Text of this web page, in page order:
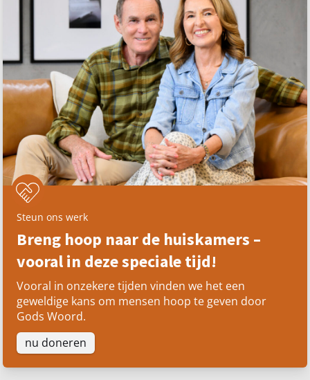
Steun ons werk
Breng hoop naar de huiskamers –
vooral in deze speciale tijd!
Vooral in onzekere tijden vinden we het een
geweldige kans om mensen hoop te geven door
Gods Woord.
nu doneren